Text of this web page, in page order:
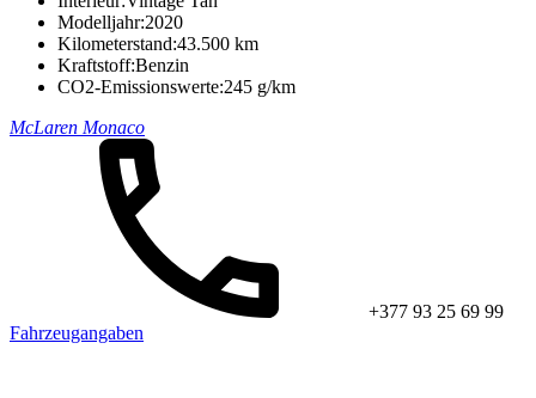
Modelljahr:2020
Kilometerstand:43.500 km
Kraftstoff:Benzin
CO2-Emissionswerte:245 g/km
McLaren Monaco
+377 93 25 69 99
Fahrzeugangaben